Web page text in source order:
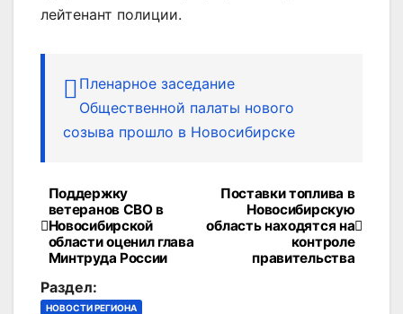
лейтенант полиции.
Пленарное заседание
Общественной палаты нового
созыва прошло в Новосибирске
Навигация
по
записям
Поставки топлива в
Новосибирскую
область находятся на
контроле
правительства
Поддержку
ветеранов СВО в
Новосибирской
области оценил глава
Минтруда России
Раздел:
НОВОСТИ РЕГИОНА